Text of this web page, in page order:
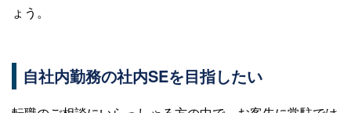
ょう。
自社内勤務の社内SEを目指したい